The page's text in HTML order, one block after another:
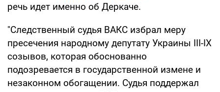
речь идет именно об Деркаче.
"Следственный судья ВАКС избрал меру
пресечения народному депутату Украины III-IX
созывов, которая обоснованно
подозревается в государственной измене и
незаконном обогащении. Судья поддержал